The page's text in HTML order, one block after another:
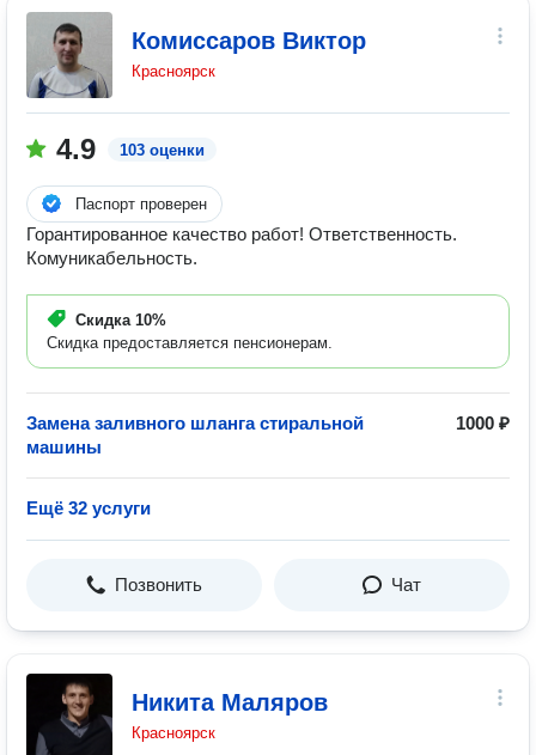
Комиссаров Виктор
Красноярск
4.9 103 оценки
Паспорт проверен
Горантированное качество работ! Ответственность.
Комуникабельность.
Скидка 10%
Скидка предоставляется пенсионерам.
Замена заливного шланга стиральной
машины
1000 ₽
Ещё 32 услуги
Позвонить Чат
Никита Маляров
Красноярск